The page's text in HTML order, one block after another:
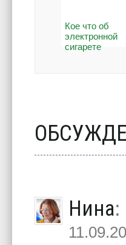
Кое что об
электронной
сигарете
Нина: